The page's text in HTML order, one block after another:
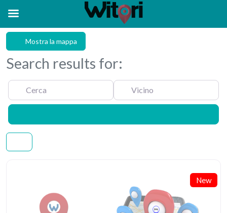
Mostra la mappa
Search results for:
Cerca Vicino
New